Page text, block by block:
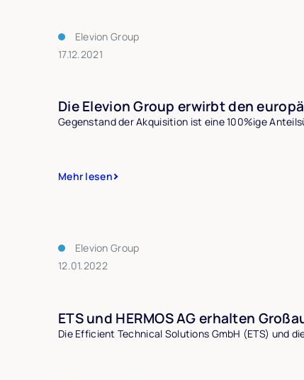
Elevion Group
17.12.2021
Die Elevion Group erwirbt den
Gegenstand der Akquisition ist eine 100%ige
Mehr lesen
Elevion Group
12.01.2022
ETS und HERMOS AG erhalten
Die Efficient Technical Solutions GmbH (ETS) und